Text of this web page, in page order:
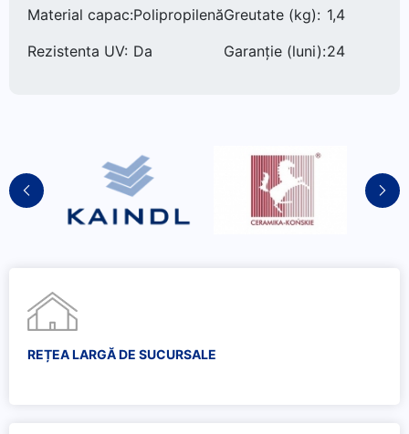
Material capac:PolipropilenăGreutate (kg): 1,4
Rezistenta UV: Da Garanție (luni):24
REȚEA LARGĂ DE SUCURSALE